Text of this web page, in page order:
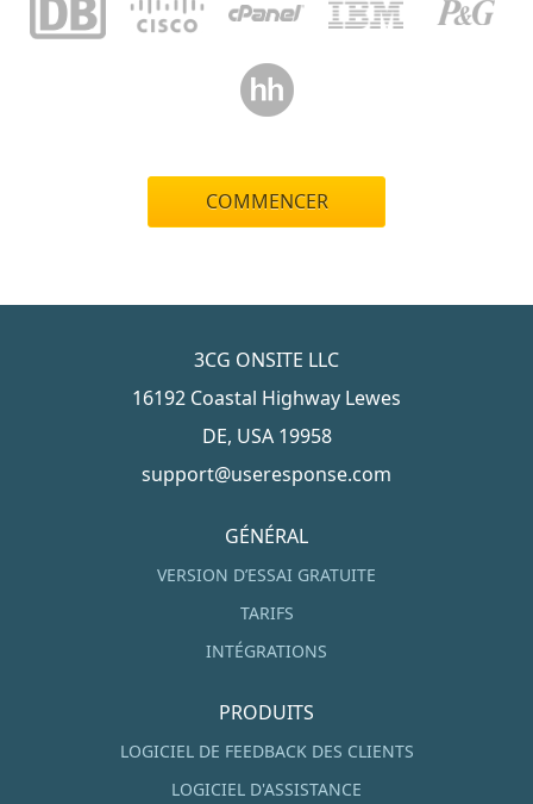
COMMENCER
3CG ONSITE LLC
16192 Coastal Highway Lewes
DE, USA 19958
support@useresponse.com
GÉNÉRAL
VERSION D’ESSAI GRATUITE
TARIFS
INTÉGRATIONS
PRODUITS
LOGICIEL DE FEEDBACK DES CLIENTS
LOGICIEL D'ASSISTANCE